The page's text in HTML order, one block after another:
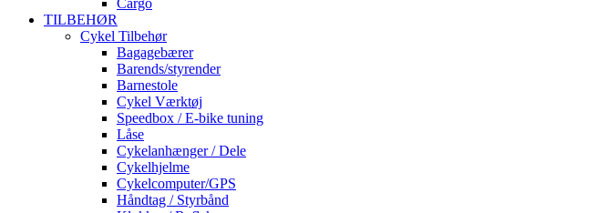
TILBEHØR
Cykel Tilbehør
Bagagebærer
Barends/styrender
Barnestole
Cykel Værktøj
Speedbox / E-bike tuning
Låse
Cykelanhænger / Dele
Cykelhjelme
Cykelcomputer/GPS
Håndtag / Styrbånd